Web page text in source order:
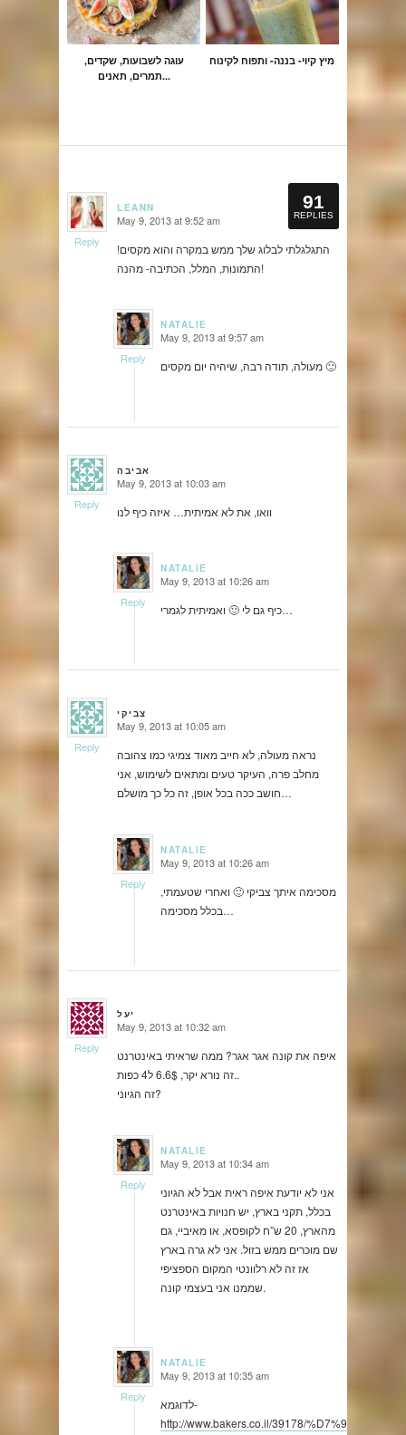
עוגה לשבועות, שקדים,
תמרים, תאנים...
מיץ קיוי- בננה- ותפוח לקינוח
91
REPLIES
LEANN
says: May 9, 2013 at 9:52 am
התגלגלתי לבלוג שלך ממש במקרה והוא מקסים!
התמונות, המלל, הכתיבה- מהנה!
Reply
NATALIE
says: May 9, 2013 at 9:57 am
מעולה, תודה רבה, שיהיה יום מקסים 🙂 Reply
אביבה
says: May 9, 2013 at 10:03 am
וואו, את לא אמיתית… איזה כיף לנו Reply
NATALIE
says: May 9, 2013 at 10:26 am
כיף גם לי 🙂 ואמיתית לגמרי… Reply
צביקי
says: May 9, 2013 at 10:05 am
נראה מעולה, לא חייב מאוד צמיגי כמו צהובה
מחלב פרה, העיקר טעים ומתאים לשימוש, אני
חושב ככה בכל אופן, זה כל כך מושלם…
Reply
NATALIE
says: May 9, 2013 at 10:26 am
מסכימה איתך צביקי 🙂 ואחרי שטעמתי,
בכלל מסכימה…
Reply
יעל
says: May 9, 2013 at 10:32 am
איפה את קונה אגר אגר? ממה שראיתי באינטרנט
זה נורא יקר, 6.6$ ל4 כפות..
זה הגיוני?
Reply
NATALIE
says: May 9, 2013 at 10:34 am
אני לא יודעת איפה ראית אבל לא הגיוני
בכלל, תקני בארץ, יש חנויות באינטרנט
מהארץ, 20 ש”ח לקופסא, או מאיביי, גם
שם מוכרים ממש בזול. אני לא גרה בארץ
אז זה לא רלוונטי המקום הספציפי
שממנו אני בעצמי קונה.
Reply
NATALIE
says: May 9, 2013 at 10:35 am
לדוגמא-
http://www.bakers.co.il/39178/
Reply